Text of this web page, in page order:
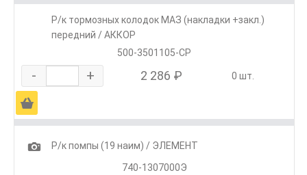
Р/к тормозных колодок МАЗ (накладки +закл.)
передний / АККОР
500-3501105-СР
- + 2 286 ₽ 0 шт.
Ä
1
Р/к помпы (19 наим) / ЭЛЕМЕНТ
740-1307000Э